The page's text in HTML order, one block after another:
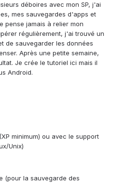
déboires avec mon SP, j'ai
mes sauvegardes d'apps et
pense jamais à relier mon
régulièrement, j'ai trouvé un
de sauvegarder les données
Après une petite semaine,
Je crée le tutoriel ici mais il
Android.
minimum) ou avec le support
Unix)
(pour la sauvegarde des